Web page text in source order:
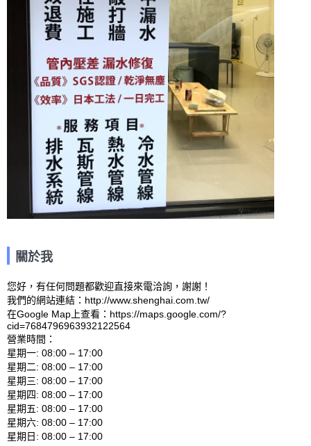
關於我
您好，有任何問題都歡迎直接來電洽詢，謝謝！
我們的網站連結：http://www.shenghai.com.tw/
在Google Map上查看：https://maps.google.com/?
cid=7684796963932122564
營業時間：
星期一: 08:00 – 17:00
星期二: 08:00 – 17:00
星期三: 08:00 – 17:00
星期四: 08:00 – 17:00
星期五: 08:00 – 17:00
星期六: 08:00 – 17:00